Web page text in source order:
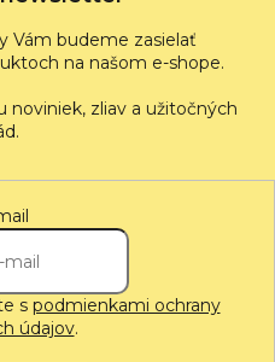
Vám budeme zasielať
na našom e-shope.
s podmienkami ochrany
údajov.